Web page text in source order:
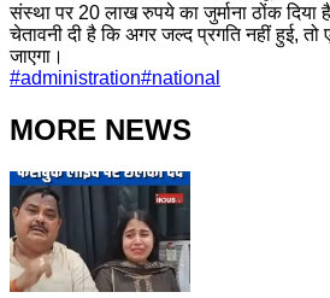
संस्था पर 20 लाख रुपये का जुर्माना ठोंक दिया
चेतावनी दी है कि अगर जल्द प्रगति नहीं हुई, तो
जाएगा।
#administration#national
MORE NEWS